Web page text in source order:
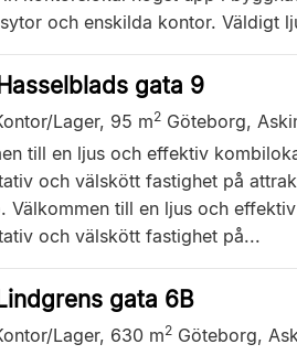
och enskilda kontor. Väldigt
gata 9
Lager, 95 m2 Göteborg,
till en ljus och effektiv
och välskött fastighet på
Välkommen till en ljus och
och välskött fastighet på...
gata 6B
Lager, 630 m2 Göteborg,